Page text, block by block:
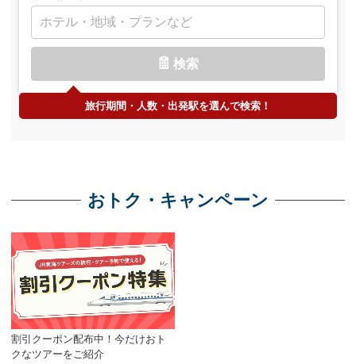
検索
旅行期間・人数・出発駅を選んで検索！
おトク・キャンペーン
割引クーポン配布中！今だけおト
クなツアーをご紹介